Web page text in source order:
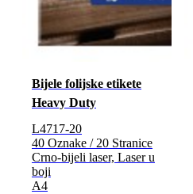
Bijele folijske etikete
Heavy Duty
L4717-20
40 Oznake / 20 Stranice
Crno-bijeli laser, Laser u
boji
A4